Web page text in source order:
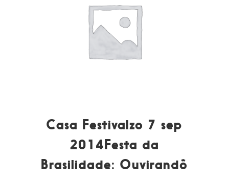
Casa Festivalzo 7 sep
2014Festa da
Brasilidade: Ouvirandô